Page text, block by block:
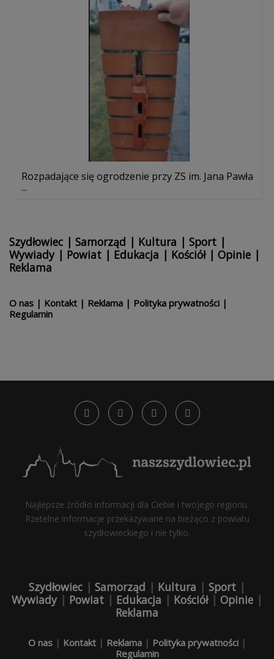
Rozpadające się ogrodzenie przy ZS im. Jana Pawła
...
Szydłowiec | Samorząd | Kultura | Sport |
Wywiady| Powiat | Edukacja | Kościół| Opinie |
Reklama
O nas | Kontakt | Reklama | Polityka prywatności |
Regulamin
Najlepsze źródło informacji dla Ciebie i twojego regionu.
Rzetelne informacje przekazywane na bieżąco z powiatu
szydłowieckiego i nie tylko.
Szydłowiec Samorząd Kultura Sport
Wywiady| Powiat Edukacja Kościół| Opinie
Reklama
O nas| Kontakt| Reklama| Polityka prywatności|
Regulamin